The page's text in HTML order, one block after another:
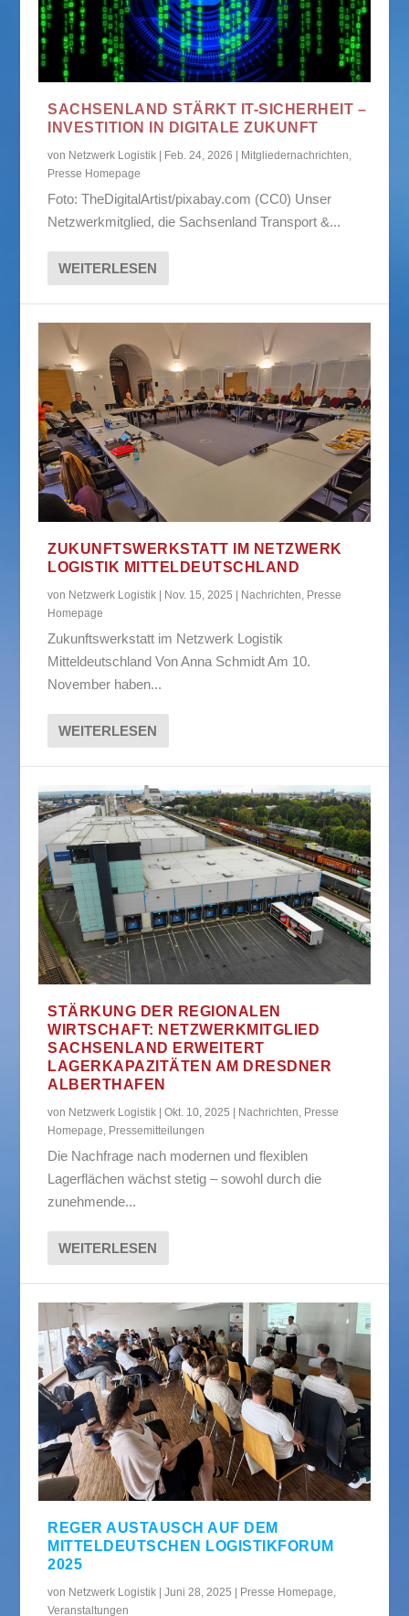
SACHSENLAND STÄRKT IT-SICHERHEIT –
INVESTITION IN DIGITALE ZUKUNFT
von Netzwerk Logistik Feb. 24, 2026 Mitgliedernachrichten,
Presse Homepage
Foto: TheDigitalArtist/pixabay.com (CC0) Unser
Netzwerkmitglied, die Sachsenland Transport &...
WEITERLESEN
ZUKUNFTSWERKSTATT IM NETZWERK
LOGISTIK MITTELDEUTSCHLAND
von Netzwerk Logistik Nov. 15, 2025 Nachrichten, Presse
Homepage
Zukunftswerkstatt im Netzwerk Logistik
Mitteldeutschland Von Anna Schmidt Am 10.
November haben...
WEITERLESEN
STÄRKUNG DER REGIONALEN
WIRTSCHAFT: NETZWERKMITGLIED
SACHSENLAND ERWEITERT
LAGERKAPAZITÄTEN AM DRESDNER
ALBERTHAFEN
von Netzwerk Logistik |Okt. 10, 2025 | Nachrichten Presse
Homepage Pressemitteilungen
Die Nachfrage nach modernen und flexiblen
Lagerflächen wächst stetig – sowohl durch die
zunehmende...
WEITERLESEN
REGER AUSTAUSCH AUF DEM
MITTELDEUTSCHEN LOGISTIKFORUM
2025
von Netzwerk Logistik |Juni 28, 2025 Presse Homepage,
Veranstaltungen